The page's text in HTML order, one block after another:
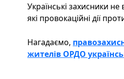
Українські захисники
які провокаційні дії
Нагадаємо,
жителів ОРДО